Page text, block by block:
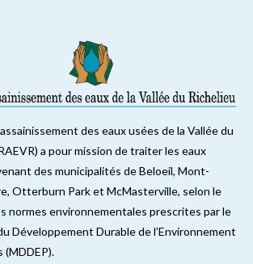
des eaux usées de la Vallée du
a pour mission de traiter les eaux
des municipalités de Beloeil, Mont-
Otterburn Park et McMasterville, selon le
normes environnementales prescrites par le
Développement Durable de l’Environnement
(MDDEP).